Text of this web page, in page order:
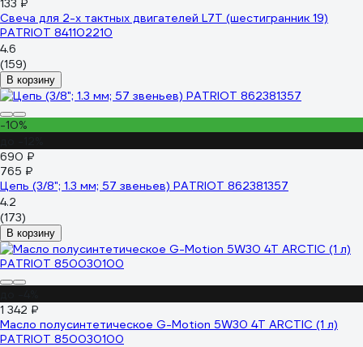
133 ₽
Свеча для 2-х тактных двигателей L7T (шестигранник 19)
PATRIOT 841102210
4.6
(159)
В корзину
-10%
690 ₽
765 ₽
Цепь (3/8"; 1.3 мм; 57 звеньев) PATRIOT 862381357
4.2
(173)
В корзину
1 342 ₽
Масло полусинтетическое G-Motion 5W30 4Т ARCTIC (1 л)
PATRIOT 850030100